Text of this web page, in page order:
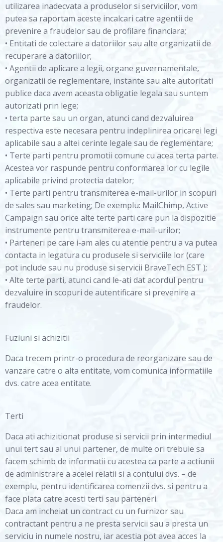
utilizarea inadecvata a produselor si serviciilor, vom
putea sa raportam aceste incalcari catre agentii de
prevenire a fraudelor sau de profilare financiara;
• Entitati de colectare a datoriilor sau alte organizatii de
recuperare a datoriilor;
• Agentii de aplicare a legii, organe guvernamentale,
organizatii de reglementare, instante sau alte autoritati
publice daca avem aceasta obligatie legala sau suntem
autorizati prin lege;
• terta parte sau un organ, atunci cand dezvaluirea
respectiva este necesara pentru indeplinirea oricarei legi
aplicabile sau a altei cerinte legale sau de reglementare;
• Terte parti pentru promotii comune cu acea terta parte.
Acestea vor raspunde pentru conformarea lor cu legile
aplicabile privind protectia datelor;
• Terte parti pentru transmiterea e-mail-urilor in scopuri
de sales sau marketing; De exemplu: MailChimp, Active
Campaign sau orice alte terte parti care pun la dispozitie
instrumente pentru transmiterea e-mail-urilor;
• Parteneri pe care i-am ales cu atentie pentru a va putea
contacta in legatura cu produsele si serviciile lor (care
pot include sau nu produse si servicii BraveTech EST );
• Alte terte parti, atunci cand le-ati dat acordul pentru
dezvaluire in scopuri de autentificare si prevenire a
fraudelor.
Fuziuni si achizitii
Daca trecem printr-o procedura de reorganizare sau de
vanzare catre o alta entitate, vom comunica informatiile
dvs. catre acea entitate.
Terti
Daca ati achizitionat produse si servicii prin intermediul
unui tert sau al unui partener, de multe ori trebuie sa
facem schimb de informatii cu acestea ca parte a actiunii
de administrare a acelei relatii si a contului dvs. – de
exemplu, pentru identificarea comenzii dvs. si pentru a
face plata catre acesti terti sau parteneri.
Daca am incheiat un contract cu un furnizor sau
contractant pentru a ne presta servicii sau a presta un
serviciu in numele nostru, iar acestia pot avea acces la